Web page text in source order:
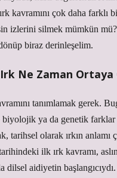
kavramını çok daha farklı
izlerini silmek mümkün
biraz derinleşelim.
Ne Zaman Ortaya
tanımlamak gerek.
ya da genetik farklar
tarihsel olarak ırkın anlamı
ilk ırk kavramı,
dilsel aidiyetin